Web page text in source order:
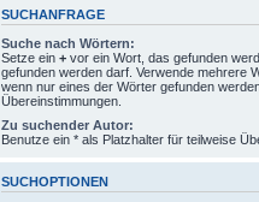
SUCHANFRAGE
Suche nach Wörtern:
Setze ein + vor ein Wort, das gefunden
gefunden werden darf. Verwende mehrere
wenn nur eines der Wörter gefunden
Übereinstimmungen.
Zu suchender Autor:
Benutze ein * als Platzhalter für teilweise
SUCHOPTIONEN